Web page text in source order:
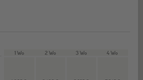
1 Wo 2 Wo 3 Wo 4 Wo